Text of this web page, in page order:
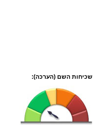
שכיחות השם (הערכה):